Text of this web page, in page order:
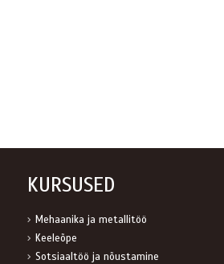
KURSUSED
Mehaanika ja metallitöö
Keeleõpe
Sotsiaaltöö ja nõustamine